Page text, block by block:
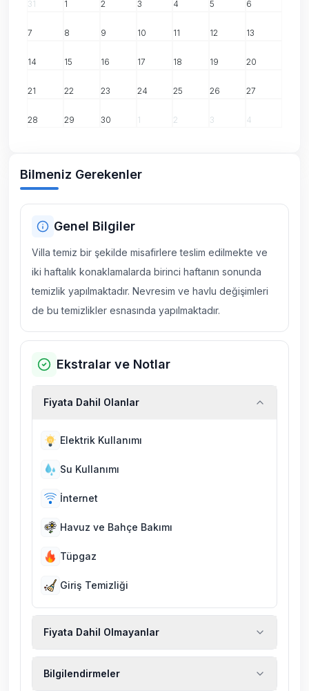
31 1 2 3 4 5 6
7 8 9 10 11 12 13
14 15 16 17 18 19 20
21 22 23 24 25 26 27
28 29 30 1 2 3 4
Bilmeniz Gerekenler
Genel Bilgiler
Villa temiz bir şekilde misafirlere teslim edilmekte ve
iki haftalık konaklamalarda birinci haftanın sonunda
temizlik yapılmaktadır. Nevresim ve havlu değişimleri
de bu temizlikler esnasında yapılmaktadır.
Ekstralar ve Notlar
Fiyata Dahil Olanlar
Elektrik Kullanımı
Su Kullanımı
İnternet
Havuz ve Bahçe Bakımı
Tüpgaz
Giriş Temizliği
Fiyata Dahil Olmayanlar
Bilgilendirmeler